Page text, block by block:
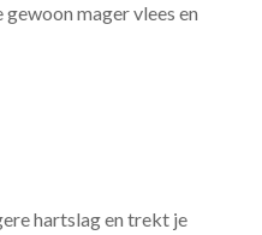
mager vlees en
hartslag en trekt je